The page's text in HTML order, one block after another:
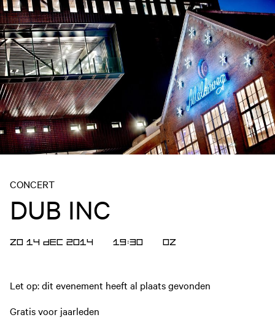
CONCERT
DUB INC
ZO 14 DEC 2014 19:30 OZ
Let op: dit evenement heeft al plaats gevonden
Gratis voor jaarleden